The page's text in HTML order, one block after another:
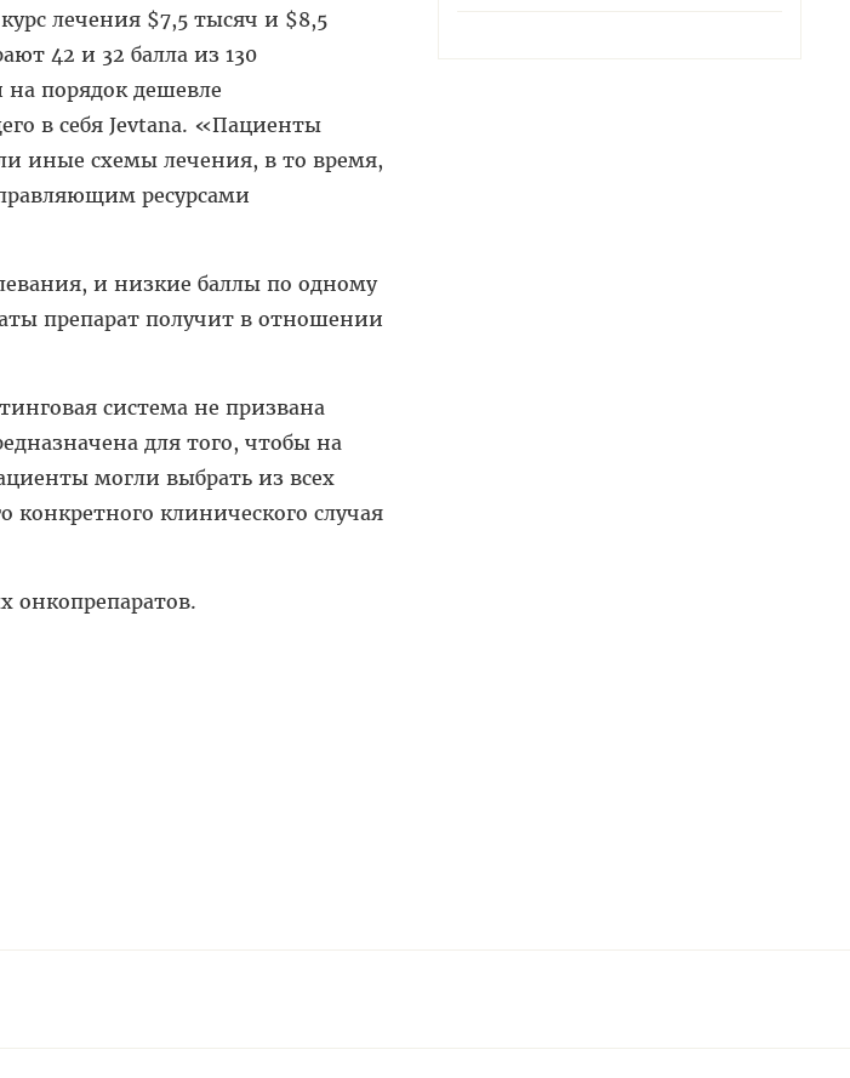
лечения $7,5 тысяч и $8,5
42 и 32 балла из 130
порядок дешевле
в себя Jevtana. «Пациенты
иные схемы лечения, в то время,
ресурсами
и низкие баллы по одному
препарат получит в отношении
система не призвана
для того, чтобы на
могли выбрать из всех
клинического случая
онкопрепаратов.